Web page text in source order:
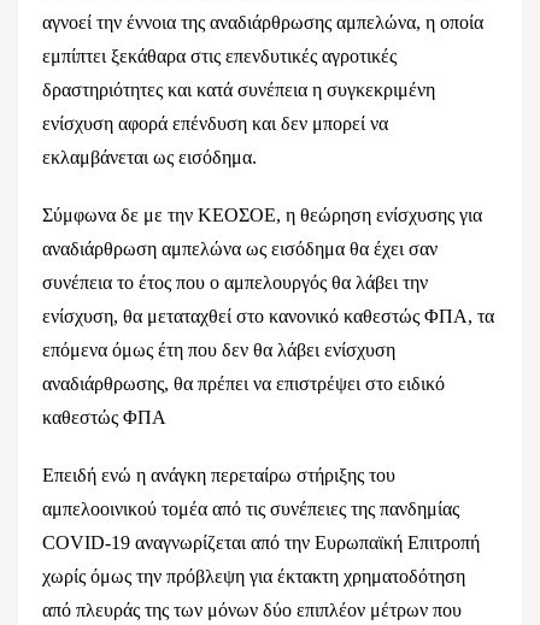
αγνοεί την έννοια της αναδιάρθρωσης αμπελώνα, η οποία
εμπίπτει ξεκάθαρα στις επενδυτικές αγροτικές
δραστηριότητες και κατά συνέπεια η συγκεκριμένη
ενίσχυση αφορά επένδυση και δεν μπορεί να
εκλαμβάνεται ως εισόδημα.
Σύμφωνα δε με την ΚΕΟΣΟΕ, η θεώρηση ενίσχυσης για
αναδιάρθρωση αμπελώνα ως εισόδημα θα έχει σαν
συνέπεια το έτος που ο αμπελουργός θα λάβει την
ενίσχυση, θα μεταταχθεί στο κανονικό καθεστώς ΦΠΑ, τα
επόμενα όμως έτη που δεν θα λάβει ενίσχυση
αναδιάρθρωσης, θα πρέπει να επιστρέψει στο ειδικό
καθεστώς ΦΠΑ
Επειδή ενώ η ανάγκη περεταίρω στήριξης του
αμπελοοινικού τομέα από τις συνέπειες της πανδημίας
COVID-19 αναγνωρίζεται από την Ευρωπαϊκή Επιτροπή
χωρίς όμως την πρόβλεψη για έκτακτη χρηματοδότηση
από πλευράς της των μόνων δύο επιπλέον μέτρων που